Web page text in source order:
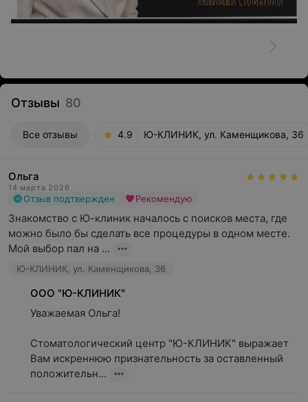
Отзывы 80
Все отзывы 4.9 Ю-КЛИНИК, ул. Каменщикова, 36
Ольга
14 марта 2026
Отзыв подтвержден Рекомендую
Знакомство с Ю-клиник началось с поисков места, где
можно было бы сделать все процедуры в одном месте.
Мой выбор пал на ...
Ю-КЛИНИК, ул. Каменщикова, 36
ООО "Ю-КЛИНИК"
Уважаемая Ольга!
Стоматологический центр "Ю-КЛИНИК" выражает
Вам искреннюю признательность за оставленный
положительн...